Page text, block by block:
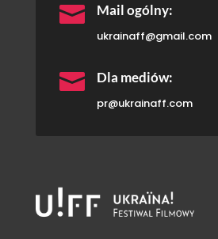
 Mail ogólny:
ukrainaff@gmail.com
 Dla mediów:
pr@ukrainaff.com